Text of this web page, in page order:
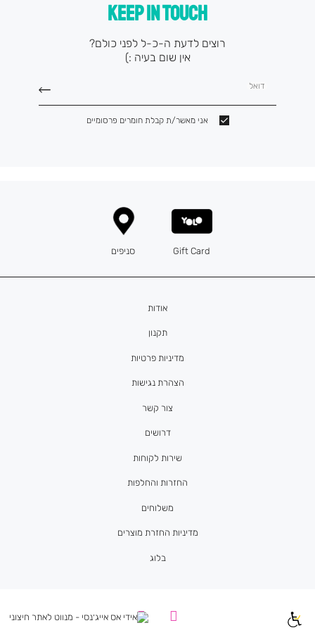
KEEP IN TOUCH
רוצים לדעת ה-כ-ל לפני כולם?
אין שום בעיה :)
דואל
אני מאשר/ת קבלת חומרים פרסומיים
אודות
תקנון
מדיניות פרטיות
הצהרת נגישות
צור קשר
דרושים
Gift Card סניפים
שירות לקוחות
החזרות והחלפות
משלוחים
מדיניות החזרת מוצרים
בלוג